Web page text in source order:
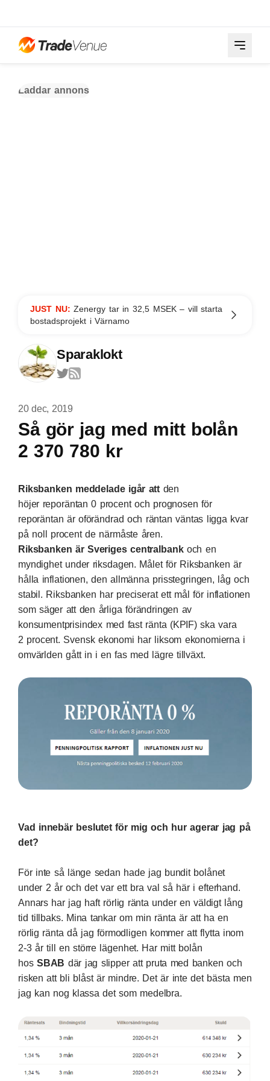
Laddar annons
JUST NU:Zenergy tar in 32,5 MSEK – vill starta
bostadsprojekt i Värnamo
Sparaklokt
20 dec, 2019
Så gör jag med mitt bolån
2 370 780 kr
Riksbanken meddelade igår att den
höjer reporäntan 0 procent och prognosen för
reporäntan är oförändrad och räntan väntas ligga kvar
på noll procent de närmåste åren.
Riksbanken är Sveriges centralbankoch en
myndighet under riksdagen. Målet för Riksbanken är
hålla inflationen, den allmänna prisstegringen, låg och
stabil. Riksbanken har preciserat ett mål för inflationen
som säger att den årliga förändringen av
konsumentprisindex med fast ränta (KPIF) ska vara
2 procent. Svensk ekonomi har liksom ekonomierna i
omvärlden gått in i en fas med lägre tillväxt.
Vad innebär beslutet för mig och hur agerar jag på
det?
För inte så länge sedan hade jag bundit bolånet
under 2 år och det var ett bra val så här i efterhand.
Annars har jag haft rörlig ränta under en väldigt lång
tid tillbaks. Mina tankar om min ränta är att ha en
rörlig ränta då jag förmodligen kommer att flytta inom
2-3 år till en större lägenhet. Har mitt bolån
hos SBAB där jag slipper att pruta med banken och
risken att bli blåst är mindre. Det är inte det bästa men
jag kan nog klassa det som medelbra.